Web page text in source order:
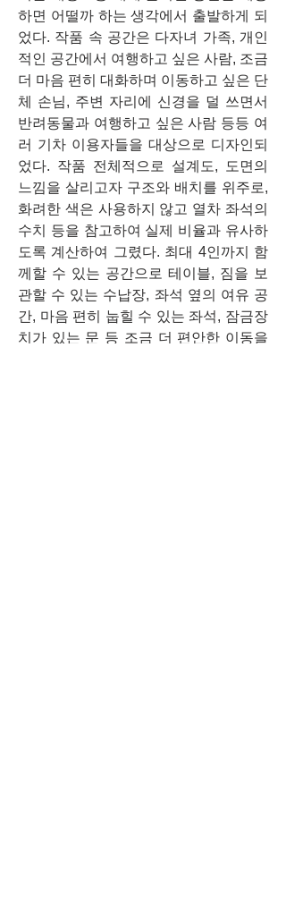
하면 어떨까 하는 생각에서 출발하게 되
었다. 작품 속 공간은 다자녀 가족, 개인
적인 공간에서 여행하고 싶은 사람, 조금
더 마음 편히 대화하며 이동하고 싶은 단
체 손님, 주변 자리에 신경을 덜 쓰면서
반려동물과 여행하고 싶은 사람 등등 여
러 기차 이용자들을 대상으로 디자인되
었다. 작품 전체적으로 설계도, 도면의
느낌을 살리고자 구조와 배치를 위주로,
화려한 색은 사용하지 않고 열차 좌석의
수치 등을 참고하여 실제 비율과 유사하
도록 계산하여 그렸다. 최대 4인까지 함
께할 수 있는 공간으로 테이블, 짐을 보
관할 수 있는 수납장, 좌석 옆의 여유 공
간, 마음 편히 눕힐 수 있는 좌석, 잠금장
치가 있는 문 등 조금 더 편안한 이동을